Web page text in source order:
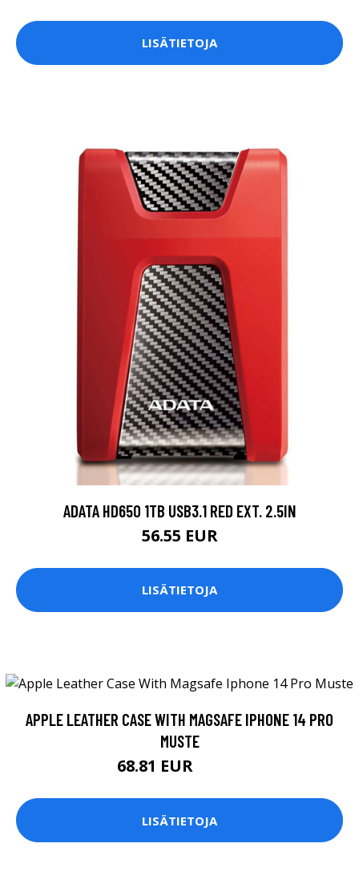
LISÄTIETOJA
ADATA HD650 1TB USB3.1 RED EXT. 2.5IN
56.55 EUR
LISÄTIETOJA
APPLE LEATHER CASE WITH MAGSAFE IPHONE 14 PRO
MUSTE
68.81 EUR
LISÄTIETOJA